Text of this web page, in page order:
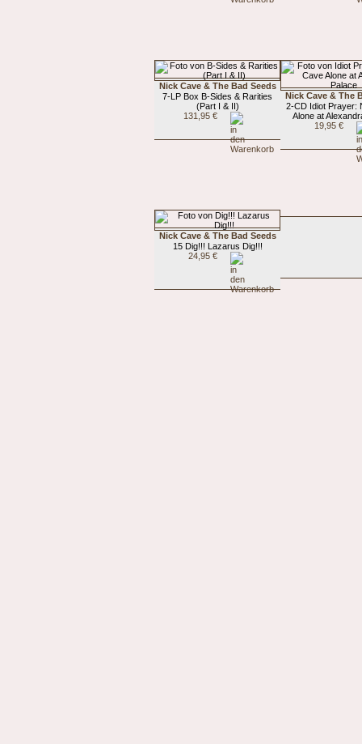
Nick Cave & The Bad Seeds
7-LP Box B-Sides & Rarities
(Part I & II)
131,95 €
Nick Cave & The
2-CD Idiot Prayer:
Alone at
19,95 €
Nick Cave & The Bad Seeds
15 Dig!!! Lazarus Dig!!!
24,95 €